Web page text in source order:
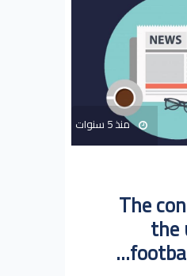
منذ 5 سنوات
The
the